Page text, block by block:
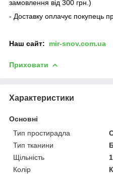
замовлення від 300 грн.)
- Доставку оплачує покупець
Наш сайт: mir-snov.com.ua
Приховати
Характеристики
Основні
Тип простирадла
Тип тканини
Щільність
Колір